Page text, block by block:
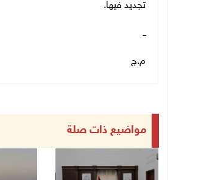
تجديد فيها.
ــ
م.ج
مواضيع ذات صلة